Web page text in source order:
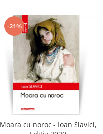
-21%
Moara cu noroc - Ioan Slavici,